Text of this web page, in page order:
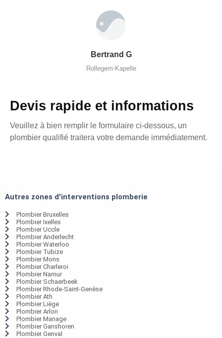
Bertrand G
Rollegem-Kapelle
Devis rapide et informations
Veuillez à bien remplir le formulaire ci-dessous, un
plombier qualifié traitera votre demande immédiatement.
Autres zones d'interventions plomberie
Plombier Bruxelles
Plombier Ixelles
Plombier Uccle
Plombier Anderlecht
Plombier Waterloo
Plombier Tubize
Plombier Mons
Plombier Charleroi
Plombier Namur
Plombier Schaerbeek
Plombier Rhode-Saint-Genèse
Plombier Ath
Plombier Liège
Plombier Arlon
Plombier Manage
Plombier Ganshoren
Plombier Genval